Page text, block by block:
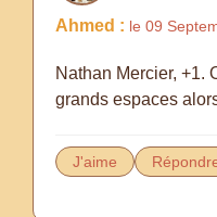
Ahmed : le 09
Nathan Mercier, +1.
grands espaces
J'aime